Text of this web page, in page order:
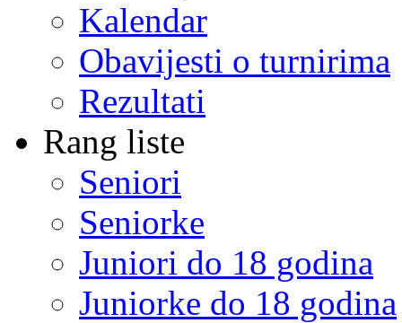
Kalendar
Obavijesti o turnirima
Rezultati
Rang liste
Seniori
Seniorke
Juniori do 18 godina
Juniorke do 18 godina